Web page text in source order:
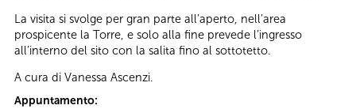
La visita si svolge per gran parte all’aperto, nell’area
prospicente la Torre, e solo alla fine prevede l’ingresso
all’interno del sito con la salita fino al sottotetto.
A cura di Vanessa Ascenzi.
Appuntamento: